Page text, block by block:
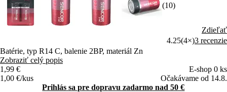
(10)
Zdieľať
4.25(4×)3 recenzie
Batérie, typ R14 C, balenie 2BP, materiál Zn
Zobraziť celý popis
1,99 €
1,00 €/kus
E-shop 0 ks
Očakávame od 14.8.
Prihlás sa pre dopravu zadarmo nad 50 €